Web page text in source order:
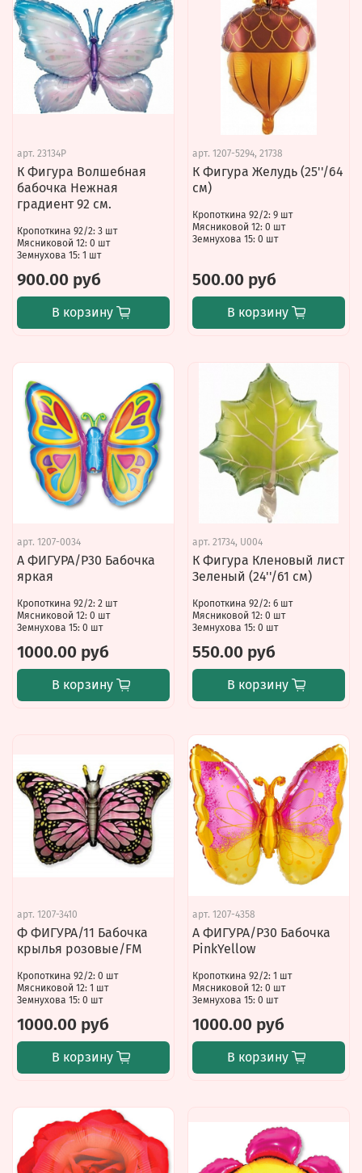
арт. 23134P
К Фигура Волшебная
бабочка Нежная
градиент 92 см.
Кропоткина 92/2: 3 шт
Мясниковой 12: 0 шт
Земнухова 15: 1 шт
900.00 руб
В корзину
арт. 1207-5294, 21738
К Фигура Желудь (25''/64
см)
Кропоткина 92/2: 9 шт
Мясниковой 12: 0 шт
Земнухова 15: 0 шт
500.00 руб
В корзину
арт. 1207-0034
А ФИГУРА/P30 Бабочка
яркая
Кропоткина 92/2: 2 шт
Мясниковой 12: 0 шт
Земнухова 15: 0 шт
1000.00 руб
В корзину
арт. 21734, U004
К Фигура Кленовый лист
Зеленый (24''/61 см)
Кропоткина 92/2: 6 шт
Мясниковой 12: 0 шт
Земнухова 15: 0 шт
550.00 руб
В корзину
арт. 1207-3410
Ф ФИГУРА/11 Бабочка
крылья розовые/FM
Кропоткина 92/2: 0 шт
Мясниковой 12: 1 шт
Земнухова 15: 0 шт
1000.00 руб
В корзину
арт. 1207-4358
А ФИГУРА/P30 Бабочка
PinkYellow
Кропоткина 92/2: 1 шт
Мясниковой 12: 0 шт
Земнухова 15: 0 шт
1000.00 руб
В корзину